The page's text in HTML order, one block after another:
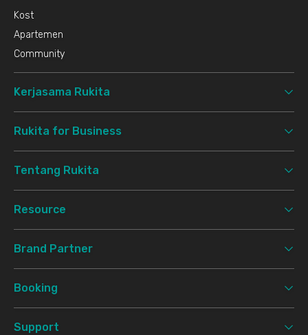
Kost
Apartemen
Community
Kerjasama Rukita
Rukita for Business
Tentang Rukita
Resource
Brand Partner
Booking
Support